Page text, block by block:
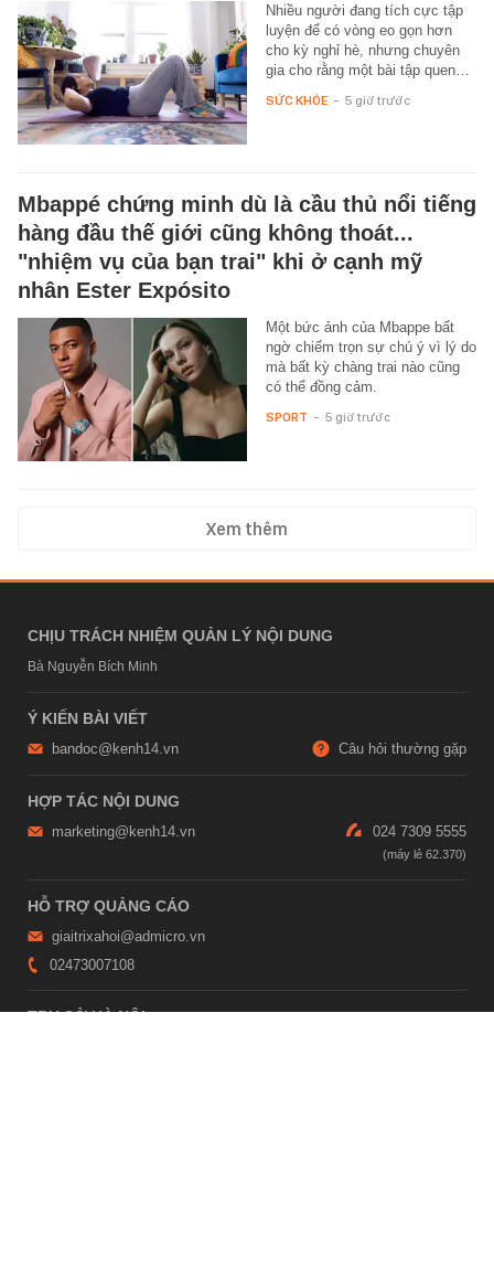
Nhiều người đang tích cực tập
luyện để có vòng eo gọn hơn
cho kỳ nghỉ hè, nhưng chuyên
gia cho rằng một bài tập quen…
SỨC KHỎE - 5 giờ trước
Mbappé chứng minh dù là cầu thủ nổi tiếng
hàng đầu thế giới cũng không thoát...
"nhiệm vụ của bạn trai" khi ở cạnh mỹ
nhân Ester Expósito
Một bức ảnh của Mbappe bất
ngờ chiếm trọn sự chú ý vì lý do
mà bất kỳ chàng trai nào cũng
có thể đồng cảm.
SPORT - 5 giờ trước
Xem thêm
CHỊU TRÁCH NHIỆM QUẢN LÝ NỘI DUNG
Bà Nguyễn Bích Minh
Ý KIẾN BÀI VIẾT
bandoc@kenh14.vn Câu hỏi thường gặp
HỢP TÁC NỘI DUNG
marketing@kenh14.vn 024 7309 5555
HỖ TRỢ QUẢNG CÁO
giaitrixahoi@admicro.vn
02473007108
TRỤ SỞ HÀ NỘI